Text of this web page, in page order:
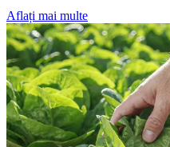
Aflați mai multe